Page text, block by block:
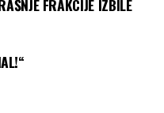
FRAKCIJE IZBILE